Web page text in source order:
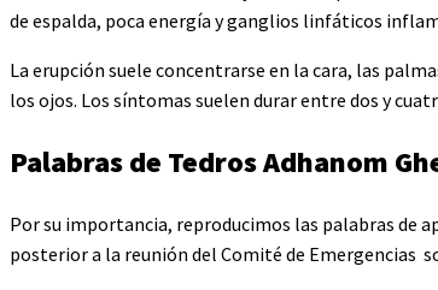
de espalda, poca energía y ganglios linfáticos
La erupción suele concentrarse en la cara, las
los ojos. Los síntomas suelen durar entre dos y
Palabras de Tedros Adhanom
Por su importancia, reproducimos las palabras de
posterior a la reunión del Comité de Emergencias